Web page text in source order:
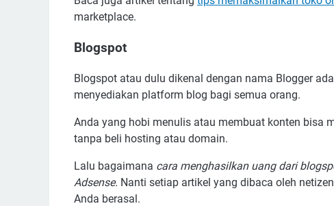
marketplace.
Blogspot
Blogspot atau dulu dikenal dengan nama Blogger
menyediakan platform blog bagi semua orang.
Anda yang hobi menulis atau membuat konten bisa
tanpa beli hosting atau domain.
Lalu bagaimana cara menghasilkan uang dari
Adsense. Nanti setiap artikel yang dibaca oleh
Anda berasal.